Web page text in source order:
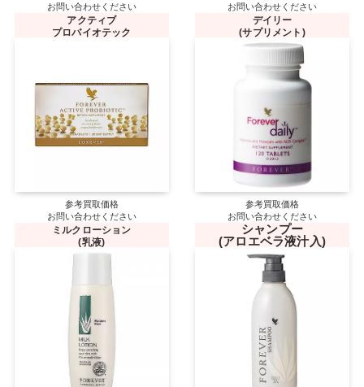
お問い合わせください
お問い合わせください
アクティブ
プロバイオテック
参考買取価格
お問い合わせください
デイリー
(サプリメント)
参考買取価格
お問い合わせください
ミルクローション
(乳液)
シャンプー
(アロエベラ液汁入)